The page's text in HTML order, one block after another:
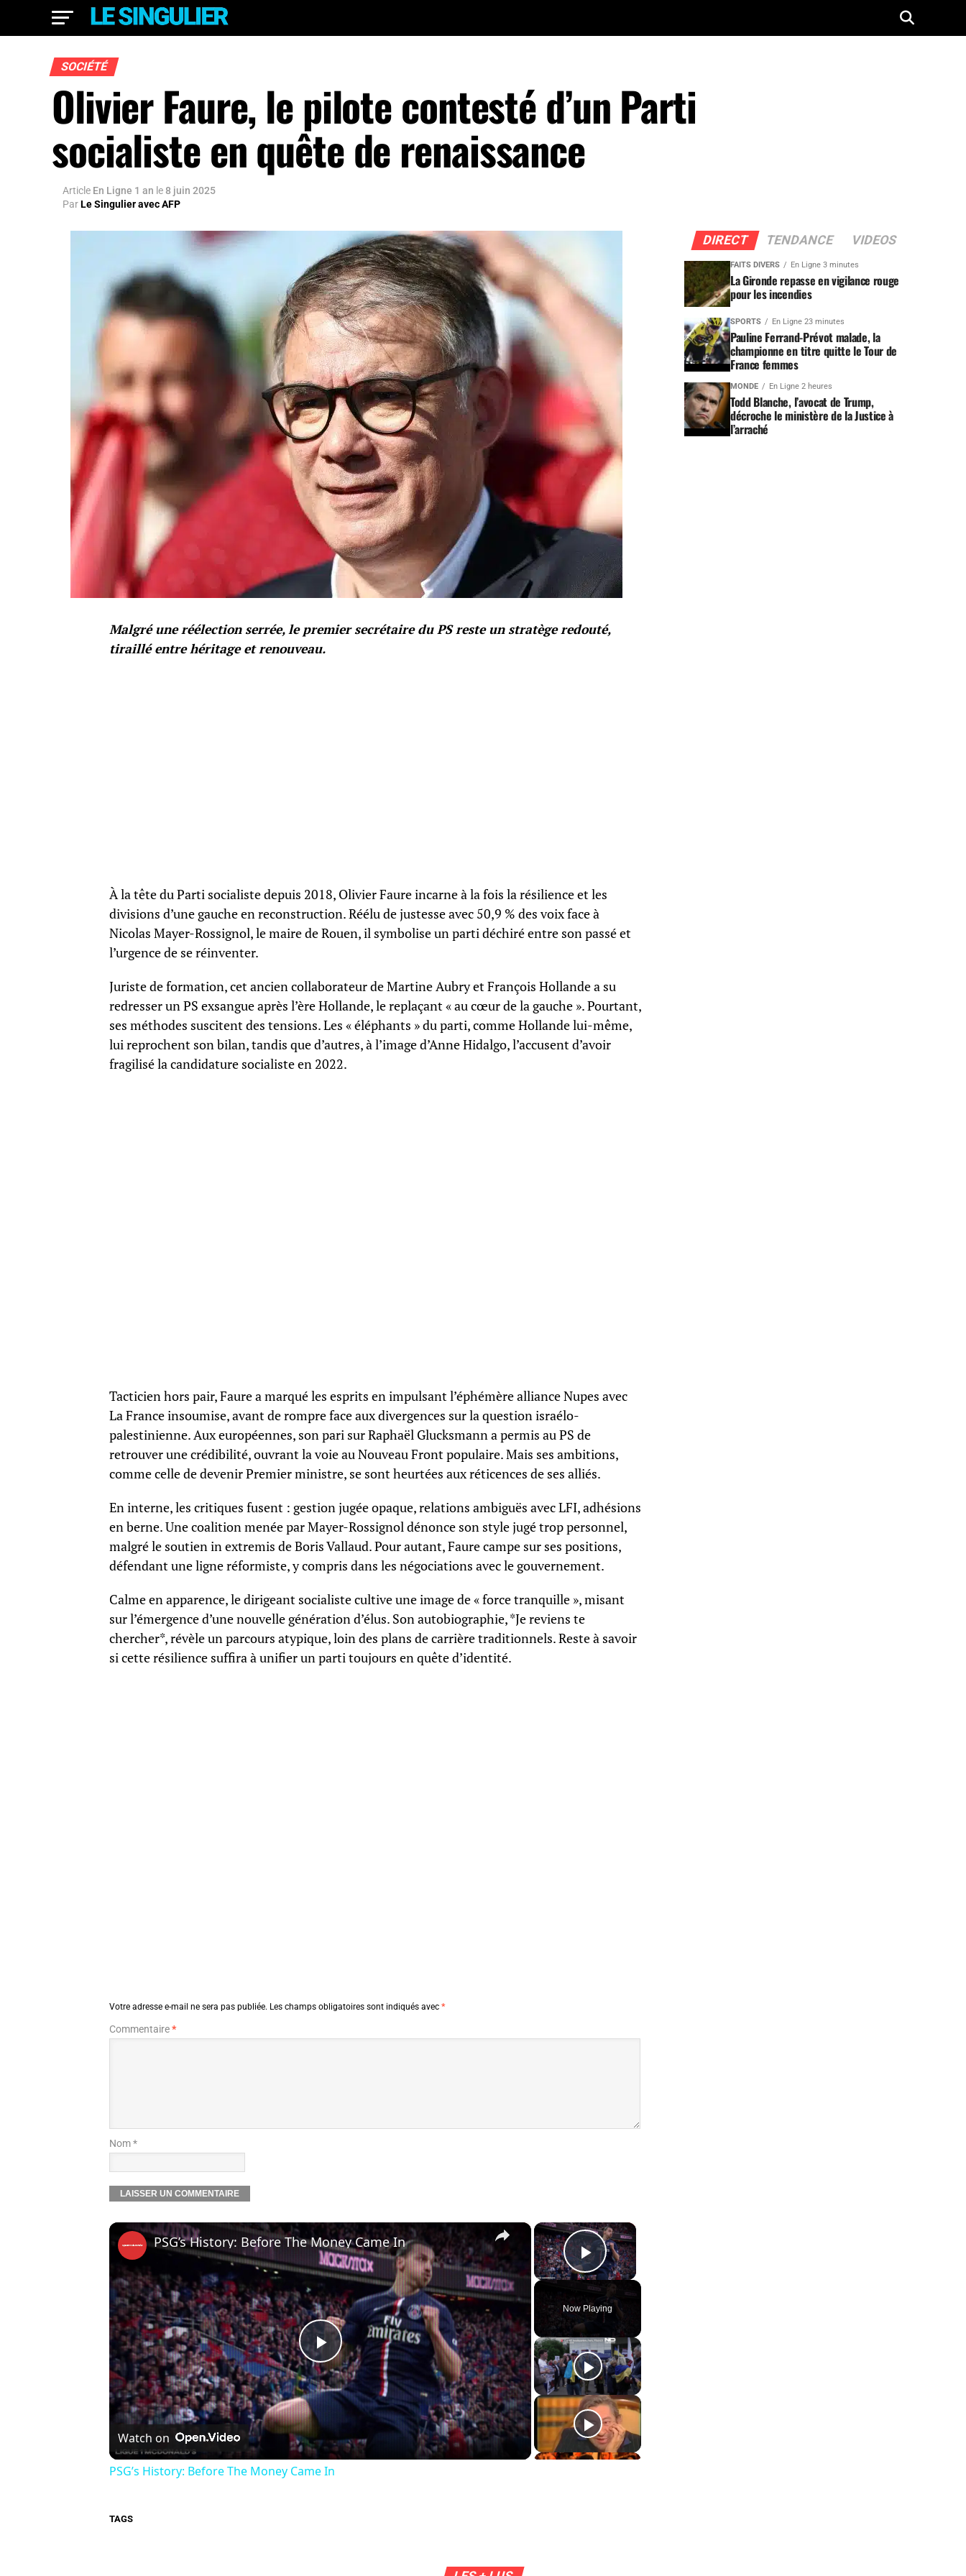
SOCIÉTÉ
Olivier Faure, le pilote contesté d’un Parti
socialiste en quête de renaissance
Article En Ligne 1 an le8 juin 2025
ParLe Singulier avec AFP
Malgré une réélection serrée, le premier secrétaire du PS reste un stratège redouté,
tiraillé entre héritage et renouveau.
À la tête du Parti socialiste depuis 2018, Olivier Faure incarne à la fois la résilience et les
divisions d’une gauche en reconstruction. Réélu de justesse avec 50,9 % des voix face à
Nicolas Mayer-Rossignol, le maire de Rouen, il symbolise un parti déchiré entre son passé et
l’urgence de se réinventer.
Juriste de formation, cet ancien collaborateur de Martine Aubry et François Hollande a su
redresser un PS exsangue après l’ère Hollande, le replaçant « au cœur de la gauche ». Pourtant,
ses méthodes suscitent des tensions. Les « éléphants » du parti, comme Hollande lui-même,
lui reprochent son bilan, tandis que d’autres, à l’image d’Anne Hidalgo, l’accusent d’avoir
fragilisé la candidature socialiste en 2022.
Tacticien hors pair, Faure a marqué les esprits en impulsant l’éphémère alliance Nupes avec
La France insoumise, avant de rompre face aux divergences sur la question israélo-
palestinienne. Aux européennes, son pari sur Raphaël Glucksmann a permis au PS de
retrouver une crédibilité, ouvrant la voie au Nouveau Front populaire. Mais ses ambitions,
comme celle de devenir Premier ministre, se sont heurtées aux réticences de ses alliés.
En interne, les critiques fusent : gestion jugée opaque, relations ambiguës avec LFI, adhésions
en berne. Une coalition menée par Mayer-Rossignol dénonce son style jugé trop personnel,
malgré le soutien in extremis de Boris Vallaud. Pour autant, Faure campe sur ses positions,
défendant une ligne réformiste, y compris dans les négociations avec le gouvernement.
Calme en apparence, le dirigeant socialiste cultive une image de « force tranquille », misant
sur l’émergence d’une nouvelle génération d’élus. Son autobiographie, *Je reviens te
chercher*, révèle un parcours atypique, loin des plans de carrière traditionnels. Reste à savoir
si cette résilience suffira à unifier un parti toujours en quête d’identité.
Votre adresse e-mail ne sera pas publiée. Les champs obligatoires sont indiqués avec *
Commentaire*
Nom *
×
Play Video
Now Playing
×
Play
Video
PSG’s History: Before The Money Came In
Watch on
PSG’s History: Before The Money Came In
TAGS
DIRECT TENDANCE VIDEOS
FAITS DIVERS En Ligne 3 minutes
La Gironde repasse en vigilance rouge
pour les incendies
SPORTS En Ligne 23 minutes
Pauline Ferrand-Prévot malade, la
championne en titre quitte le Tour de
France femmes
MONDE En Ligne 2 heures
Todd Blanche, l’avocat de Trump,
décroche le ministère de la Justice à
l’arraché